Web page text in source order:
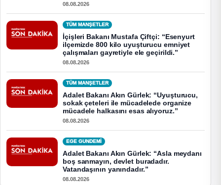
08.08.2026
TÜM MANŞETLER
İçişleri Bakanı Mustafa Çiftçi: “Esenyurt
ilçemizde 800 kilo uyuşturucu emniyet
çalışmaları gayretiyle ele geçirildi.”
08.08.2026
TÜM MANŞETLER
Adalet Bakanı Akın Gürlek: “Uyuşturucu,
sokak çeteleri ile mücadelede organize
mücadele halkasını esas alıyoruz.”
08.08.2026
EGE GUNDEMİ
Adalet Bakanı Akın Gürlek: “Asla meydanı
boş sanmayın, devlet buradadır.
Vatandaşının yanındadır.”
08.08.2026